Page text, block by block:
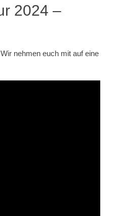
2024 –
nehmen euch mit auf eine